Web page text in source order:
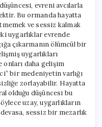
evreni avcılarla
Bu ormanda hayatta
ve sessiz kalmak
uygarlıklar evrende
çıkarmanın ölümcül bir
uygarlıkları
daha gelişim
bir medeniyetin varlığı
zorlayabilir. Hayatta
olduğu düşüncesi bu
uzay, uygarlıkların
sessiz bir mezarlık